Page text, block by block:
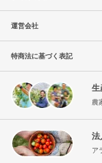
運営会社
特商法に基づく表記
生
農
法
ア